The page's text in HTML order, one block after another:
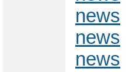
news
news
news